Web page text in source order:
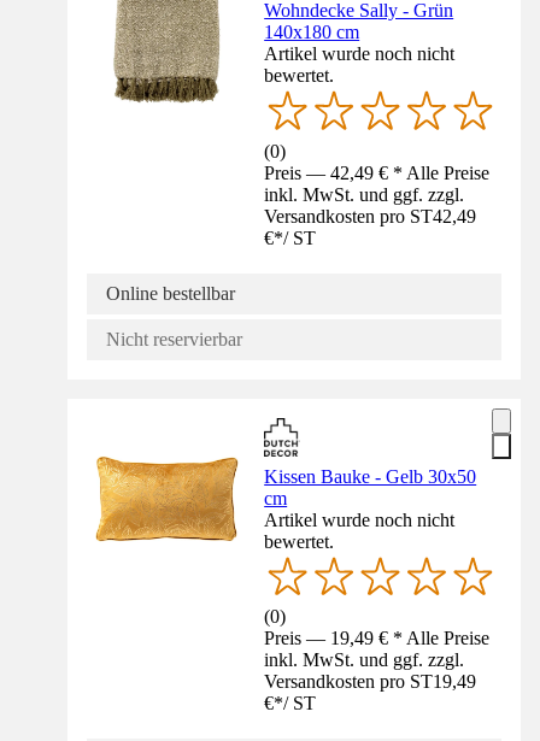
Wohndecke Sally - Grün
140x180 cm
Artikel wurde noch nicht
bewertet.
(0)
Preis — 42,49 € * Alle Preise
inkl. MwSt. und ggf. zzgl.
Versandkosten pro ST42,49
€*/ ST
Online bestellbar
Nicht reservierbar
Kissen Bauke - Gelb 30x50
cm
Artikel wurde noch nicht
bewertet.
(0)
Preis — 19,49 € * Alle Preise
inkl. MwSt. und ggf. zzgl.
Versandkosten pro ST19,49
€*/ ST